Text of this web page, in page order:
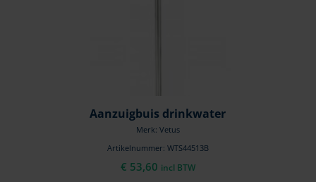
Aanzuigbuis drinkwater
Merk: Vetus
Artikelnummer: WTS44513B
€ 53,60 incl BTW